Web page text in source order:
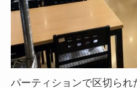
パーティションで区切ら